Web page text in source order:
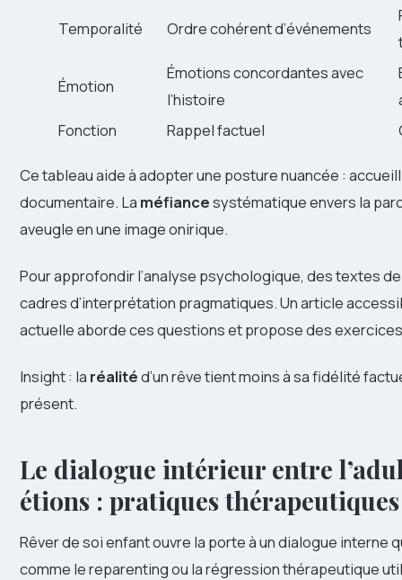
Temporalité Ordre cohérent d’événements
Émotion
Émotions concordantes avec
l’histoire
Fonction
Rappel factuel
Ce tableau aide à adopter une posture nuancée :
documentaire. La méfiancesystématique envers la
aveugle en une image onirique.
Pour approfondir l’analyse psychologique, des textes
cadres d’interprétation pragmatiques. Un article
actuelle aborde ces questions et propose des
Insight : la réalitéd’un rêve tient moins à sa fidélité
présent.
Le dialogue intérieur entre
étions : pratiques
Rêver de soi enfant ouvre la porte à un dialogue
comme le reparenting ou la régression thérapeutique